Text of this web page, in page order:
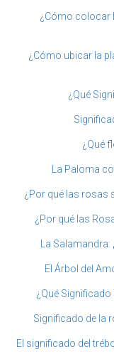
¿Cómo colocar
¿Cómo ubicar la
¿Qué
¿Qué
La Paloma
¿Por qué las rosas
¿Por qué las
La Salamandra:
El Árbol del
¿Qué Significado
Significado de la
El significado del